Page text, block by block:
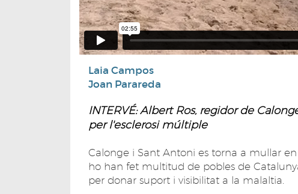
Laia Campos
Joan Parareda
INTERVÉ: Albert Ros, regidor de
per l'esclerosi múltiple
Calonge i Sant Antoni es torna a mullar
ho han fet multitud de pobles de
per donar suport i visibilitat a la malaltia.